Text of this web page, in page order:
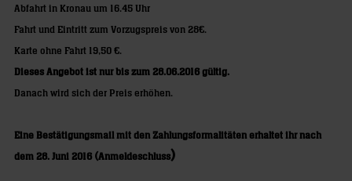
Abfahrt in Kronau um 16.45 Uhr
Fahrt und Eintritt zum Vorzugspreis von 28€.
Karte ohne Fahrt 19,50 €.
Dieses Angebot ist nur bis zum 28.06.2016 gültig.
Danach wird sich der Preis erhöhen.
Eine Bestätigungsmail mit den Zahlungsformalitäten erhaltet ihr nach
dem 28. Juni 2016 (Anmeldeschluss)